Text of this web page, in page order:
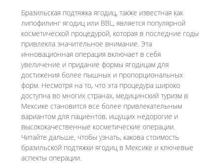
Бразильская подтяжка ягодиц, также известная как
липофилинг ягодиц или BBL, является популярной
косметической процедурой, которая в последние годы
привлекла значительное внимание. Эта
инновационная операция включает в себя
увеличение и придание формы ягодицам для
достижения более пышных и пропорциональных
форм. Несмотря на то, что эта процедура широко
доступна во многих странах, медицинский туризм в
Мексике становится все более привлекательным
вариантом для пациентов, ищущих недорогие и
высококачественные косметические операции.
Читайте дальше, чтобы узнать, какова стоимость
бразильской подтяжки ягодиц в Мексике и ключевые
аспекты операции.